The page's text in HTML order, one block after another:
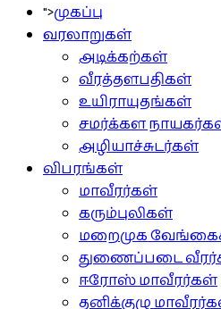
">முகப்பு
வரலாறுகள்
அடிக்கற்கள்
வீரத்தளபதிகள்
உயிராயுதங்கள்
சமர்க்கள
அழியாச்சுடர்கள்
விபரங்கள்
மாவீரர்கள்
கரும்புலிகள்
மறைமுக
துணைப்படை
ஈரோஸ் மாவீரர்கள்
தனிக்குழு